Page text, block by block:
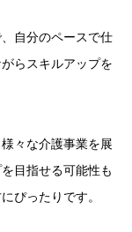
自分のペースで仕
らスキルアップを
々な介護事業を展
目指せる可能性も
ぴったりです。